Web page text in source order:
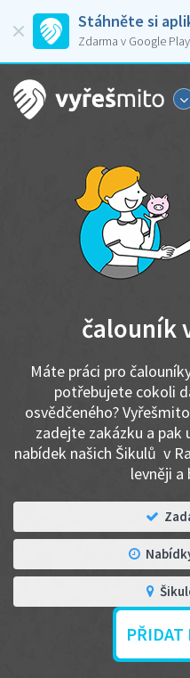
Stáhněte si
Zdarma v Google Play
čalouník
Máte práci pro
potřebujete cokoli
osvědčeného?
zadejte zakázku a pak
nabídek našich Šikulů v
levněji a
PŘIDAT